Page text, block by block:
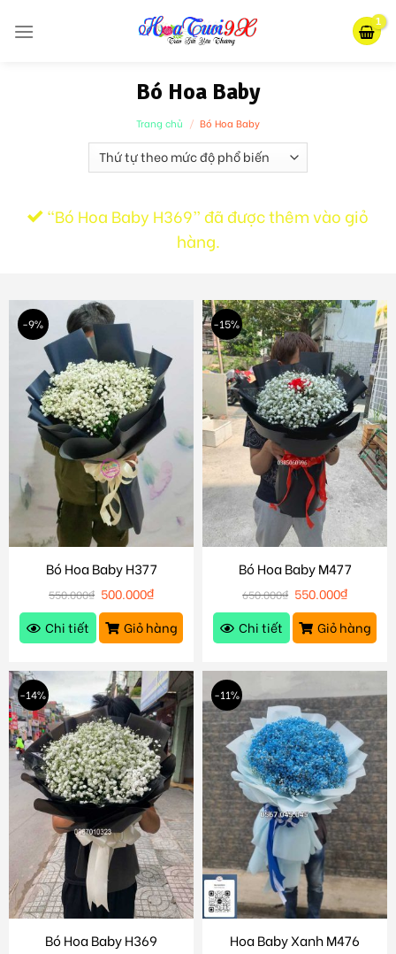
Bó Hoa Baby
Trang chủ / Bó Hoa Baby
“Bó Hoa Baby H369” đã được thêm vào giỏ
hàng.
-9%
Bó Hoa Baby H377
550.000₫ 500.000₫
Chi tiết
Giỏ hàng
-15%
Bó Hoa Baby M477
650.000₫ 550.000₫
Chi tiết
Giỏ hàng
-14%
Bó Hoa Baby H369
-11%
Hoa Baby Xanh M476